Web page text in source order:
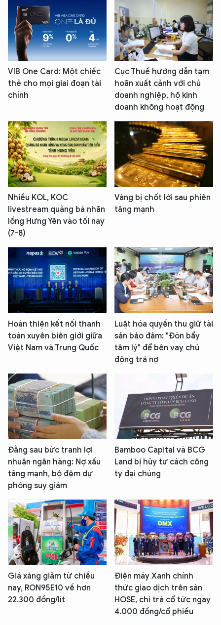
VIB One Card: Một chiếc
thẻ cho mọi giai đoạn tài
chính
Cục Thuế hướng dẫn tạm
hoãn xuất cảnh với chủ
doanh nghiệp, hộ kinh
doanh không hoạt động
Nhiều KOL, KOC
livestream quảng bá nhãn
lồng Hưng Yên vào tối nay
(7-8)
Vàng bị chốt lời sau phiên
tăng mạnh
Hoàn thiện kết nối thanh
toán xuyên biên giới giữa
Việt Nam và Trung Quốc
Luật hóa quyền thu giữ tài
sản bảo đảm: "Đòn bẩy
tâm lý" để bên vay chủ
động trả nợ
Đằng sau bức tranh lợi
nhuận ngân hàng: Nợ xấu
tăng mạnh, bộ đệm dự
phòng suy giảm
Bamboo Capital và BCG
Land bị hủy tư cách công
ty đại chúng
Giá xăng giảm từ chiều
nay, RON95E10 về hơn
22.300 đồng/lít
Điện máy Xanh chính
thức giao dịch trên sàn
HOSE, chi trả cổ tức ngay
4.000 đồng/cổ phiếu